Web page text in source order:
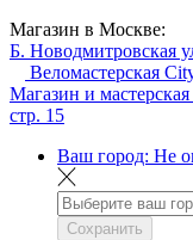
Магазин в Москве:
Б. Новодмитровская
Веломастерская
Магазин и
стр. 15
Ваш город: Не
Сохранить